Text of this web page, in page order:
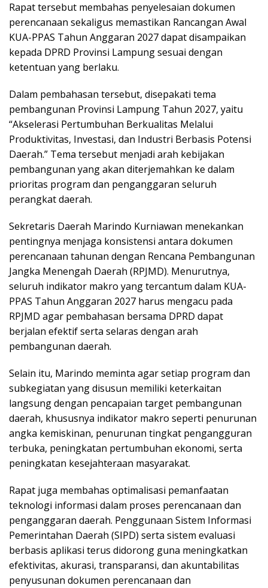
Rapat tersebut membahas penyelesaian dokumen
perencanaan sekaligus memastikan Rancangan Awal
KUA-PPAS Tahun Anggaran 2027 dapat disampaikan
kepada DPRD Provinsi Lampung sesuai dengan
ketentuan yang berlaku.
Dalam pembahasan tersebut, disepakati tema
pembangunan Provinsi Lampung Tahun 2027, yaitu
“Akselerasi Pertumbuhan Berkualitas Melalui
Produktivitas, Investasi, dan Industri Berbasis Potensi
Daerah.” Tema tersebut menjadi arah kebijakan
pembangunan yang akan diterjemahkan ke dalam
prioritas program dan penganggaran seluruh
perangkat daerah.
Sekretaris Daerah Marindo Kurniawan menekankan
pentingnya menjaga konsistensi antara dokumen
perencanaan tahunan dengan Rencana Pembangunan
Jangka Menengah Daerah (RPJMD). Menurutnya,
seluruh indikator makro yang tercantum dalam KUA-
PPAS Tahun Anggaran 2027 harus mengacu pada
RPJMD agar pembahasan bersama DPRD dapat
berjalan efektif serta selaras dengan arah
pembangunan daerah.
Selain itu, Marindo meminta agar setiap program dan
subkegiatan yang disusun memiliki keterkaitan
langsung dengan pencapaian target pembangunan
daerah, khususnya indikator makro seperti penurunan
angka kemiskinan, penurunan tingkat pengangguran
terbuka, peningkatan pertumbuhan ekonomi, serta
peningkatan kesejahteraan masyarakat.
Rapat juga membahas optimalisasi pemanfaatan
teknologi informasi dalam proses perencanaan dan
penganggaran daerah. Penggunaan Sistem Informasi
Pemerintahan Daerah (SIPD) serta sistem evaluasi
berbasis aplikasi terus didorong guna meningkatkan
efektivitas, akurasi, transparansi, dan akuntabilitas
penyusunan dokumen perencanaan dan